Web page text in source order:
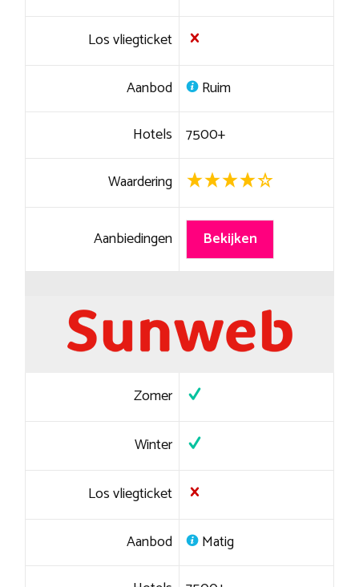
Los vliegticket
Aanbod
Ruim
Hotels 7500+
Waardering
Aanbiedingen Bekijken
Zomer
Winter
Los vliegticket
Aanbod
Matig